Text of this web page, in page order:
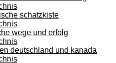
schatzkiste
wege und erfolg
deutschland und kanada